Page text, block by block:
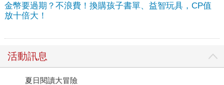
金幣要過期？不浪費！換購孩子書單、益智玩具，CP值
放十倍大！
活動訊息
夏日閱讀大冒險